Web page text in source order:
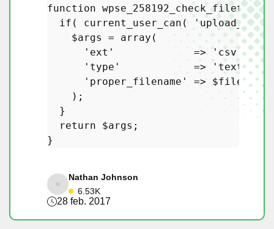
function
if ( current_user_can ( 'upload_csv'
$args
= array (
'ext'
             =>
'csv',
'type'
            =>
'text/csv'
'proper_filename'
=> $filename
    );
  }
return
$args ;
Nathan Johnson
6.53K
28 feb. 2017